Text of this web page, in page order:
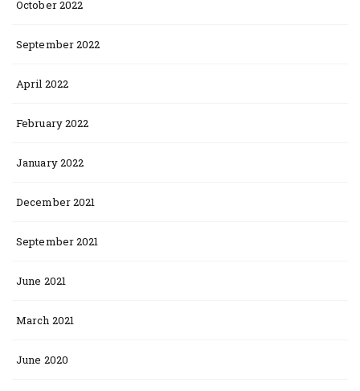
October 2022
September 2022
April 2022
February 2022
January 2022
December 2021
September 2021
June 2021
March 2021
June 2020